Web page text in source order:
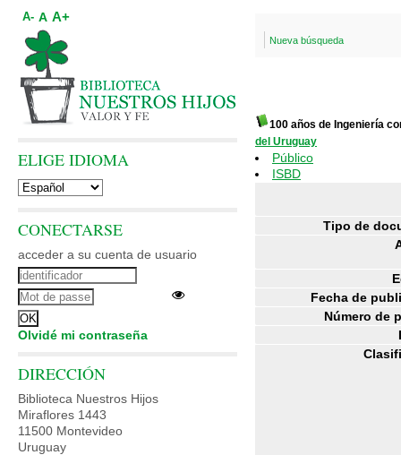
Nueva búsqueda
100 años de Ingeniería
del Uruguay
Público
ISBD
Tipo de
Fecha de
Número de
A- A A+
ELIGE IDIOMA
CONECTARSE
acceder a su cuenta de usuario
Olvidé mi contraseña
DIRECCIÓN
Biblioteca Nuestros Hijos
Miraflores 1443
11500 Montevideo
Uruguay